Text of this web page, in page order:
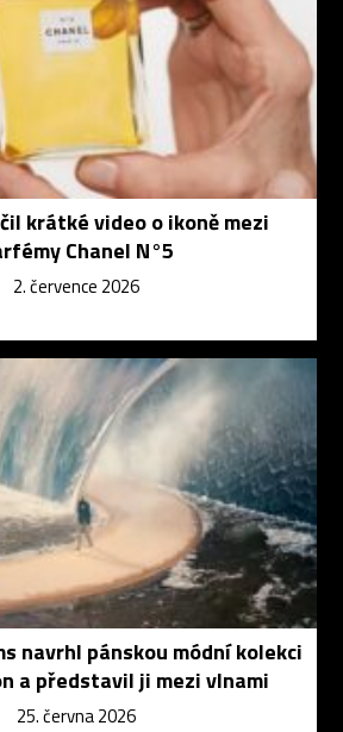
krátké video o ikoně mezi
Chanel N°5
2. července 2026
navrhl pánskou módní kolekci
a představil ji mezi vlnami
25. června 2026